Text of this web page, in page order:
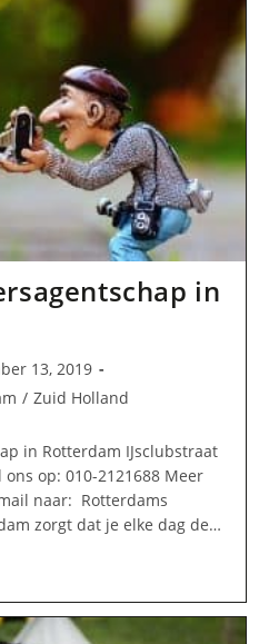
in
13, 2019
/ Zuid Holland
in Rotterdam IJsclubstraat
ons op: 010-2121688 Meer
naar: Rotterdams
zorgt dat je elke dag de…